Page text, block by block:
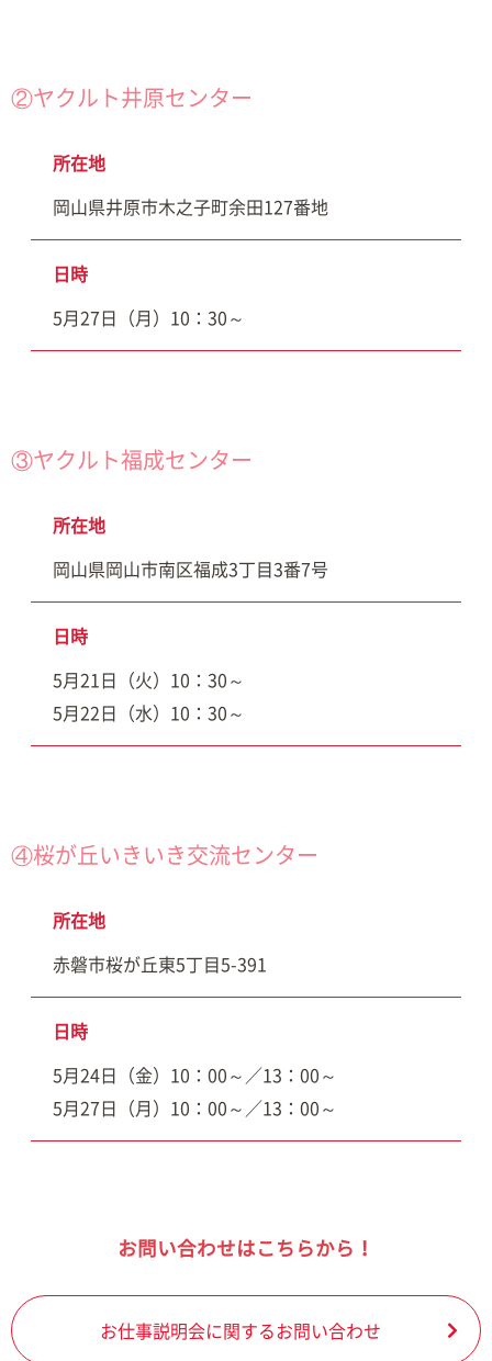
②ヤクルト井原センター
所在地
岡山県井原市木之子町余田127番地
日時
5月27日（月）10：30～
③ヤクルト福成センター
所在地
岡山県岡山市南区福成3丁目3番7号
日時
5月21日（火）10：30～
5月22日（水）10：30～
④桜が丘いきいき交流センター
所在地
赤磐市桜が丘東5丁目5-391
日時
5月24日（金）10：00～／13：00～
5月27日（月）10：00～／13：00～
お問い合わせはこちらから！
お仕事説明会に関するお問い合わせ